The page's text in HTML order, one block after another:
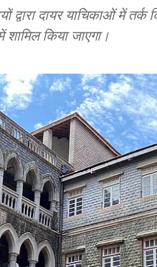
द्वारा दायर याचिकाओं में
किया जाएगा।